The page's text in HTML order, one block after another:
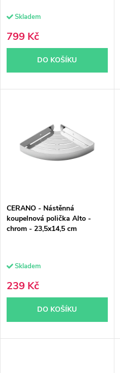
u
k
t
ů
u
k
t
ů
Skladem
799 Kč
DO KOŠÍKU
CERANO - Nástěnná
koupelnová polička Alto -
chrom - 23,5x14,5 cm
Skladem
239 Kč
DO KOŠÍKU